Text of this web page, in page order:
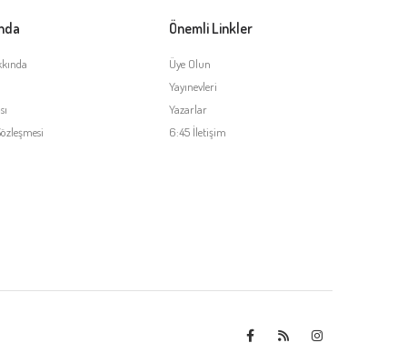
Önemli Linkler
Üye Olun
Yayınevleri
Yazarlar
6:45 İletişim